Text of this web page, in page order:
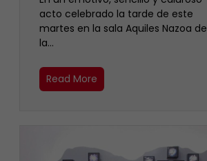
acto celebrado la tarde de este
martes en la sala Aquiles Nazoa de
la…
Read More